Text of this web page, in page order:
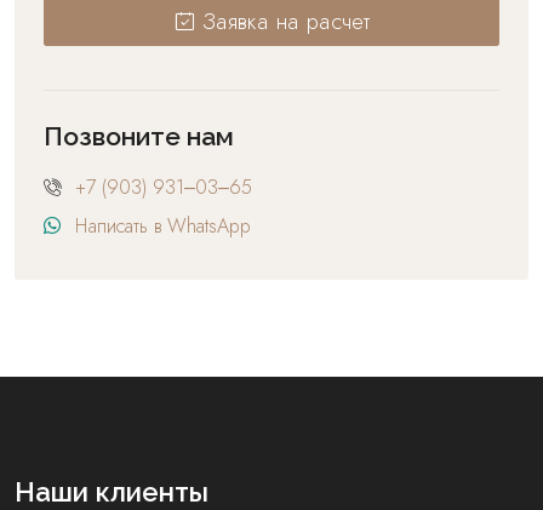
Заявка на расчет
Позвоните нам
+7 (903) 931‒03‒65
Написать в WhatsApp
Наши клиенты